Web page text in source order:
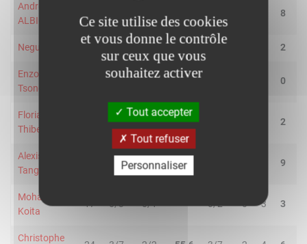
Andrew
ALBICY
8
Neguib Faye 9 1/2 0/0 50.0 3/7 2
Enzo
Tsonga
0/0 0/1 - 0
Florian
Thibedore
0/1 0/0 - 2
Alexis
Tanghe
4/7 2/5 50.0 9
Mohamed
Koita
17 0/3 0/1 - 0/2 0 3 3
Christophe
Ce site utilise des cookies
et vous donne le contrôle
sur ceux que vous
souhaitez activer
Tout accepter
Tout refuser
Personnaliser